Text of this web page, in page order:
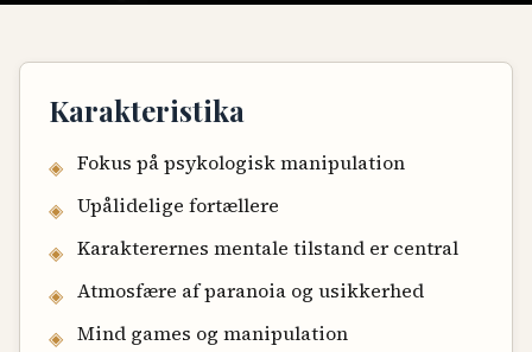
Karakteristika
◈ Fokus på psykologisk manipulation
◈ Upålidelige fortællere
◈ Karakterernes mentale tilstand er central
◈ Atmosfære af paranoia og usikkerhed
◈ Mind games og manipulation